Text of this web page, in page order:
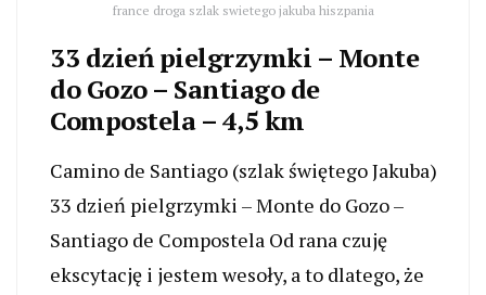
france droga szlak swietego jakuba hiszpania
33 dzień pielgrzymki – Monte
do Gozo – Santiago de
Compostela – 4,5 km
Camino de Santiago (szlak świętego Jakuba)
33 dzień pielgrzymki – Monte do Gozo –
Santiago de Compostela Od rana czuję
ekscytację i jestem wesoły, a to dlatego, że